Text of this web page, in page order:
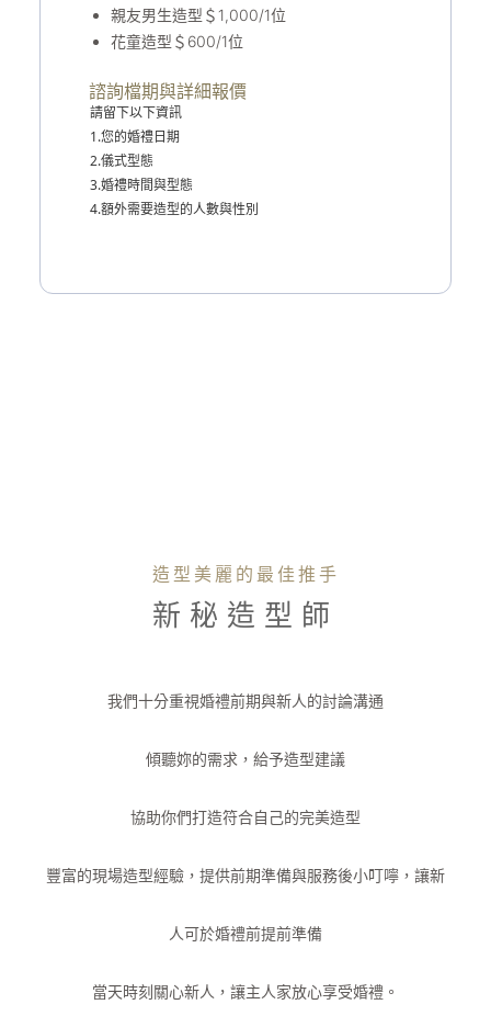
親友男生造型＄1,000/1位
花童造型＄600/1位
諮詢檔期與詳細報價
請留下以下資訊
1.您的婚禮日期
2.儀式型態
3.婚禮時間與型態
4.額外需要造型的人數與性別
造型美麗的最佳推手
新秘造型師
我們十分重視婚禮前期與新人的討論溝通
傾聽妳的需求，給予造型建議
協助你們打造符合自己的完美造型
豐富的現場造型經驗，提供前期準備與服務後小叮嚀，讓新
人可於婚禮前提前準備
當天時刻關心新人，讓主人家放心享受婚禮。